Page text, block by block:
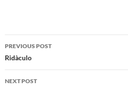
Post
navigation
PREVIOUS POST
Ridà­culo
NEXT POST